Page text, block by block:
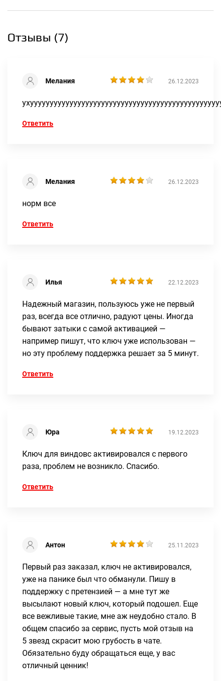
Отзывы (7)
Мелания 26.12.2023
Ответить
Мелания 26.12.2023
норм все
Ответить
Илья 22.12.2023
Надежный магазин, пользуюсь уже не первый
раз, всегда все отлично, радуют цены. Иногда
бывают затыки с самой активацией —
например пишут, что ключ уже использован —
но эту проблему поддержка решает за 5 минут.
Ответить
Юра 19.12.2023
Ключ для виндовс активировался с первого
раза, проблем не возникло. Спасибо.
Ответить
Антон 25.11.2023
Первый раз заказал, ключ не активировался,
уже на панике был что обманули. Пишу в
поддержку с претензией — а мне тут же
высылают новый ключ, который подошел. Еще
все вежливые такие, мне аж неудобно стало. В
общем спасибо за сервис, пусть мой отзыв на
5 звезд скрасит мою грубость в чате.
Обязательно буду обращаться еще, у вас
отличный ценник!